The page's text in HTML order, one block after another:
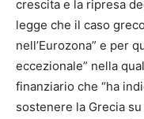
crescita e la ripresa
legge che il caso
nell’Eurozona” e per
eccezionale” nella
finanziario che “ha
sostenere la Grecia